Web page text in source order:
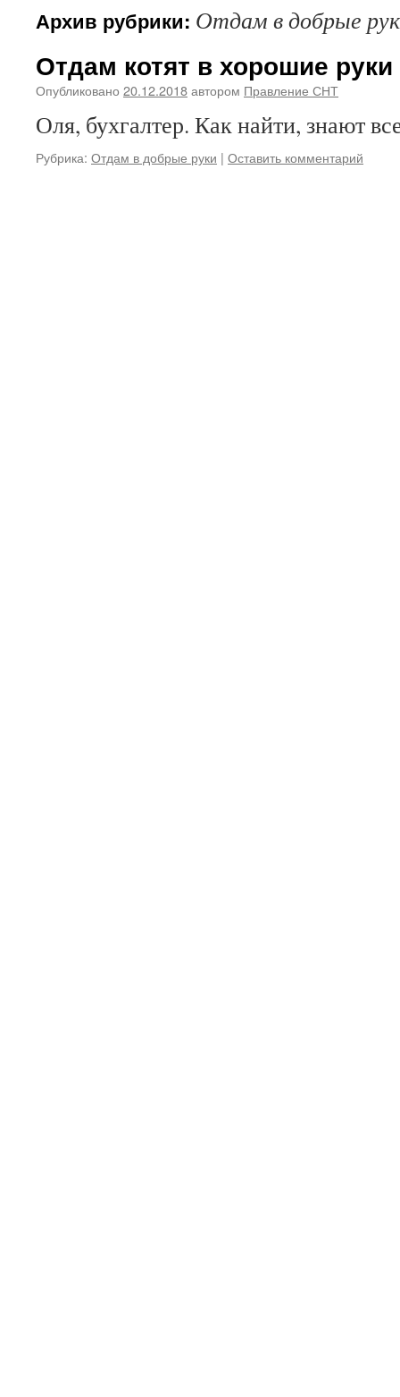
Архив рубрики: Отдам в добрые
Отдам котят в хорошие руки
Опубликовано 20.12.2018автором Правление СНТ
Оля, бухгалтер. Как найти, знают
Рубрика: Отдам в добрые руки | Оставить комментарий